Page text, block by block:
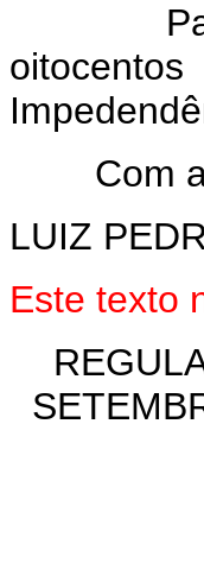
Palácio
Com a
LUIZ
Este texto